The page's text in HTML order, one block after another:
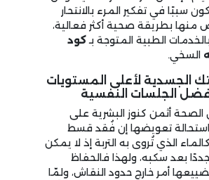
سببًا في تفكير المرء بالانتحار
منها بطريقة صحية أكثر فعالية،
الطبية المتوجة بـكود
السخي.
الجسدية لأعلى المستويات
الجلسات النفسية
الصحة أثمن كنوز البشرية على
استحالة تعويضها إن فُقد قسط
الذي تُروى به التربة إذ لا يمكن
بعد سكبه، ولهذا فالحفاظ
أمر خارج حدود النقاش، ولمّا